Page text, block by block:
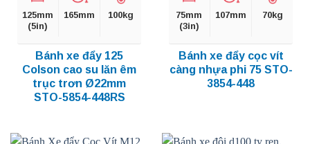
125mm
(5in)
165mm 100kg
Bánh xe đẩy 125
Colson cao su lăn êm
trục trơn Ø22mm
STO-5854-448RS
75mm
(3in)
107mm 70kg
Bánh xe đẩy cọc vít
càng nhựa phi 75 STO-
3854-448